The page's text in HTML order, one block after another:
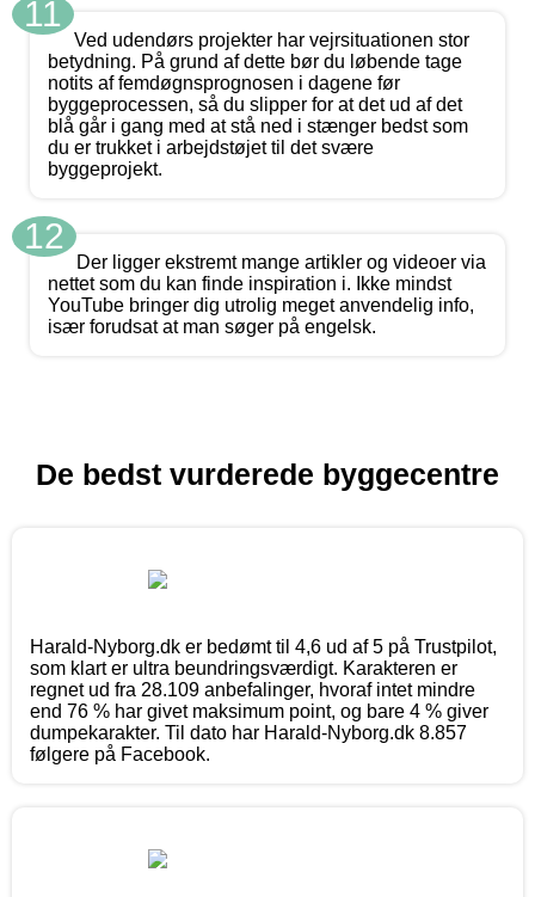
11
Ved udendørs projekter har vejrsituationen stor
betydning. På grund af dette bør du løbende tage
notits af femdøgnsprognosen i dagene før
byggeprocessen, så du slipper for at det ud af det
blå går i gang med at stå ned i stænger bedst som
du er trukket i arbejdstøjet til det svære
byggeprojekt.
12
Der ligger ekstremt mange artikler og videoer via
nettet som du kan finde inspiration i. Ikke mindst
YouTube bringer dig utrolig meget anvendelig info,
især forudsat at man søger på engelsk.
De bedst vurderede byggecentre
Harald-Nyborg.dk er bedømt til 4,6 ud af 5 på Trustpilot,
som klart er ultra beundringsværdigt. Karakteren er
regnet ud fra 28.109 anbefalinger, hvoraf intet mindre
end 76 % har givet maksimum point, og bare 4 % giver
dumpekarakter. Til dato har Harald-Nyborg.dk 8.857
følgere på Facebook.